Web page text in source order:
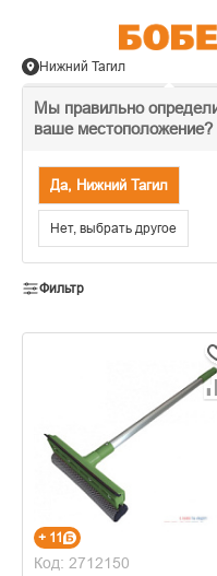
Мы правильно
ваше местоположение?
Да, Нижний Тагил
Нет, выбрать другое
Нижний Тагил
Фильтр
+ 11
Код: 2712150